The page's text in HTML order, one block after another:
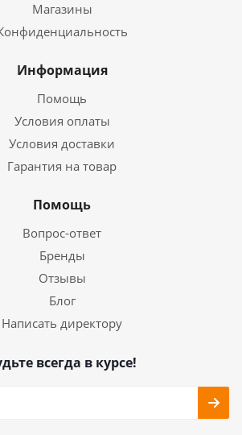
Магазины
Информация
Помощь
Условия оплаты
Условия доставки
Гарантия на товар
Помощь
Вопрос-ответ
Бренды
Отзывы
Блог
Написать директору
всегда в курсе!